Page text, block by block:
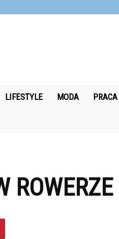
LIFESTYLE MODA PRACA